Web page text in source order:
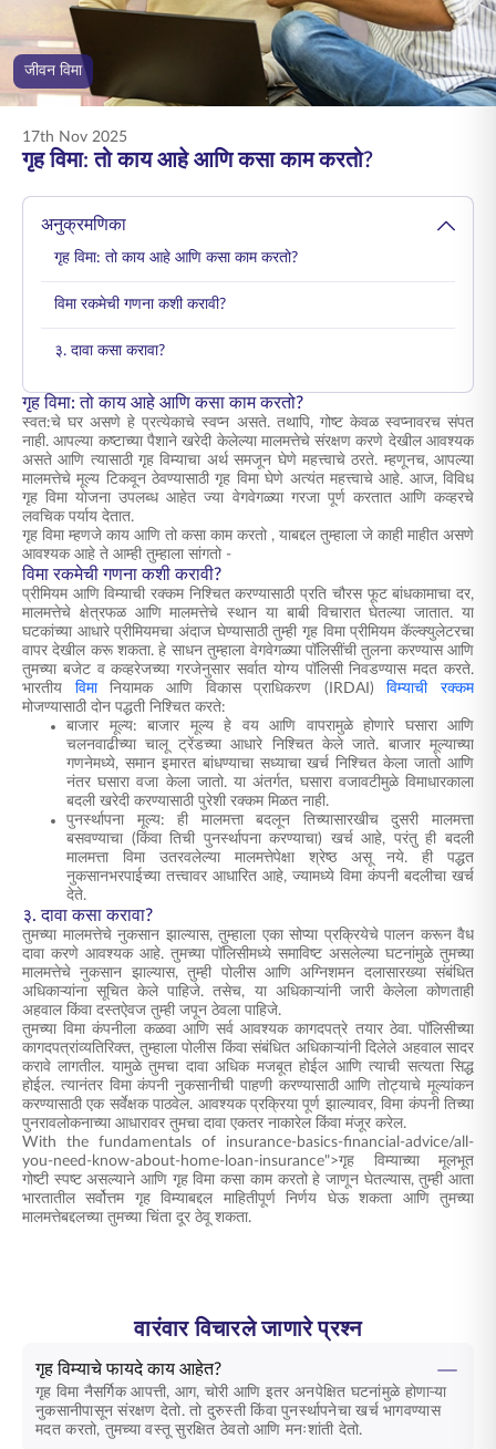
ENGLISH
ऑनलाइन खरेदी करा प्रीमियम भरा
जीवन विमा
17th Nov 2025
गृह विमा: तो काय आहे आणि कसा काम करतो?
अनुक्रमणिका
गृह विमा: तो काय आहे आणि कसा काम करतो?
विमा रकमेची गणना कशी करावी?
३. दावा कसा करावा?
गृह विमा: तो काय आहे आणि कसा काम करतो?
स्वत:चे घर असणे हे प्रत्येकाचे स्वप्न असते. तथापि, गोष्ट केवळ स्वप्नावरच संपत
नाही. आपल्या कष्टाच्या पैशाने खरेदी केलेल्या मालमत्तेचे संरक्षण करणे देखील आवश्यक
असते आणि त्यासाठी गृह विम्याचा अर्थ समजून घेणे महत्त्वाचे ठरते. म्हणूनच, आपल्या
मालमत्तेचे मूल्य टिकवून ठेवण्यासाठी गृह विमा घेणे अत्यंत महत्त्वाचे आहे. आज, विविध
गृह विमा योजना उपलब्ध आहेत ज्या वेगवेगळ्या गरजा पूर्ण करतात आणि कव्हरचे
लवचिक पर्याय देतात.
गृह विमा म्हणजे काय आणि तो कसा काम करतो, याबद्दल तुम्हाला जे काही माहीत असणे
आवश्यक आहे ते आम्ही तुम्हाला सांगतो -
विमा रकमेची गणना कशी करावी?
प्रीमियम आणि विम्याची रक्कम निश्चित करण्यासाठी प्रति चौरस फूट बांधकामाचा दर,
मालमत्तेचे क्षेत्रफळ आणि मालमत्तेचे स्थान या बाबी विचारात घेतल्या जातात. या
घटकांच्या आधारे प्रीमियमचा अंदाज घेण्यासाठी तुम्ही गृह विमा प्रीमियम कॅल्क्युलेटरचा
वापर देखील करू शकता. हे साधन तुम्हाला वेगवेगळ्या पॉलिसींची तुलना करण्यास आणि
तुमच्या बजेट व कव्हरेजच्या गरजेनुसार सर्वात योग्य पॉलिसी निवडण्यास मदत करते.
भारतीय विमानियामक आणि विकास प्राधिकरण (IRDAI)विम्याची रक्कम
मोजण्यासाठी दोन पद्धती निश्चित करते:
बाजार मूल्य: बाजार मूल्य हे वय आणि वापरामुळे होणारे घसारा आणि
चलनवाढीच्या चालू ट्रेंडच्या आधारे निश्चित केले जाते. बाजार मूल्याच्या
गणनेमध्ये, समान इमारत बांधण्याचा सध्याचा खर्च निश्चित केला जातो आणि
नंतर घसारा वजा केला जातो. या अंतर्गत, घसारा वजावटीमुळे विमाधारकाला
बदली खरेदी करण्यासाठी पुरेशी रक्कम मिळत नाही.
पुनर्स्थापना मूल्य: ही मालमत्ता बदलून तिच्यासारखीच दुसरी मालमत्ता
बसवण्याचा (किंवा तिची पुनर्स्थापना करण्याचा) खर्च आहे, परंतु ही बदली
मालमत्ता विमा उतरवलेल्या मालमत्तेपेक्षा श्रेष्ठ असू नये. ही पद्धत
नुकसानभरपाईच्या तत्त्वावर आधारित आहे, ज्यामध्ये विमा कंपनी बदलीचा खर्च
देते.
३. दावा कसा करावा?
तुमच्या मालमत्तेचे नुकसान झाल्यास, तुम्हाला एका सोप्या प्रक्रियेचे पालन करून वैध
दावा करणे आवश्यक आहे. तुमच्या पॉलिसीमध्ये समाविष्ट असलेल्या घटनांमुळे तुमच्या
मालमत्तेचे नुकसान झाल्यास, तुम्ही पोलीस आणि अग्निशमन दलासारख्या संबंधित
अधिकाऱ्यांना सूचित केले पाहिजे. तसेच, या अधिकाऱ्यांनी जारी केलेला कोणताही
अहवाल किंवा दस्तऐवज तुम्ही जपून ठेवला पाहिजे.
तुमच्या विमा कंपनीला कळवा आणि सर्व आवश्यक कागदपत्रे तयार ठेवा. पॉलिसीच्या
कागदपत्रांव्यतिरिक्त, तुम्हाला पोलीस किंवा संबंधित अधिकाऱ्यांनी दिलेले अहवाल सादर
करावे लागतील. यामुळे तुमचा दावा अधिक मजबूत होईल आणि त्याची सत्यता सिद्ध
होईल. त्यानंतर विमा कंपनी नुकसानीची पाहणी करण्यासाठी आणि तोट्याचे मूल्यांकन
करण्यासाठी एक सर्वेक्षक पाठवेल. आवश्यक प्रक्रिया पूर्ण झाल्यावर, विमा कंपनी तिच्या
पुनरावलोकनाच्या आधारावर तुमचा दावा एकतर नाकारेल किंवा मंजूर करेल.
With the fundamentals of insurance-basics-financial-advice/all-
you-need-know-about-home-loan-insurance">गृह विम्याच्या मूलभूत
गोष्टी स्पष्ट असल्याने आणि गृह विमा कसा काम करतो हे जाणून घेतल्यास, तुम्ही आता
भारतातील सर्वोत्तम गृह विम्याबद्दल माहितीपूर्ण निर्णय घेऊ शकता आणि तुमच्या
मालमत्तेबद्दलच्या तुमच्या चिंता दूर ठेवू शकता.
वारंवार विचारले जाणारे प्रश्न
गृह विम्याचे फायदे काय आहेत?
गृह विमा नैसर्गिक आपत्ती, आग, चोरी आणि इतर अनपेक्षित घटनांमुळे होणाऱ्या
नुकसानीपासून संरक्षण देतो. तो दुरुस्ती किंवा पुनर्स्थापनेचा खर्च भागवण्यास
मदत करतो, तुमच्या वस्तू सुरक्षित ठेवतो आणि मनःशांती देतो.